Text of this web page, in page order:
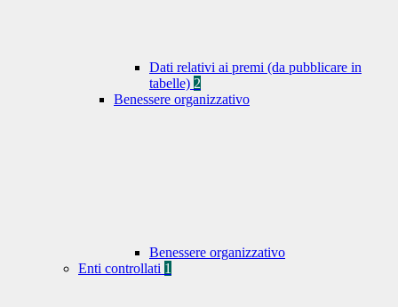
Dati relativi ai premi (da pubblicare in
tabelle) 2
Benessere organizzativo
Benessere organizzativo
Enti controllati 1